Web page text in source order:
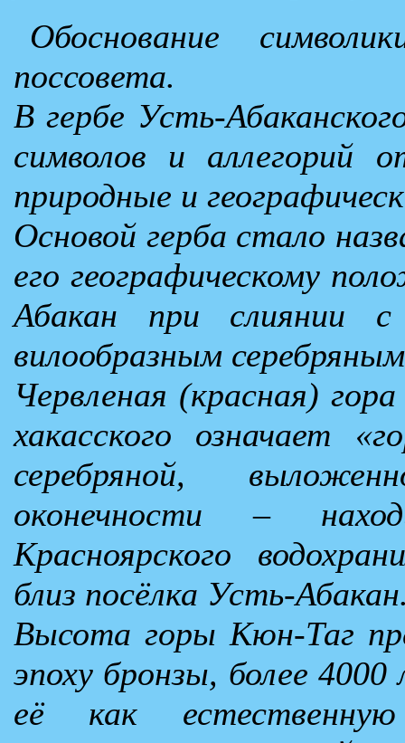
Обоснование
поссовета.
В гербе Усть-
символов и аллегорий
природные и
Основой герба стало
его географическому
Абакан при слиянии с
вилообразным
Червленая (красная)
хакасского означает
серебряной,
оконечности –
Красноярского
близ посёлка Усть-
Высота горы Кюн-Таг
эпоху бронзы, более 4000
её как естественную